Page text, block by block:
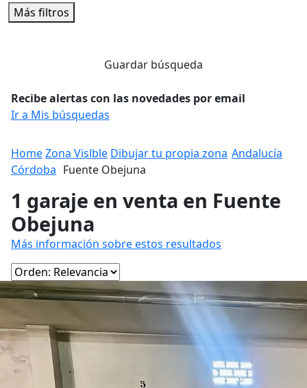
Más filtros
Guardar búsqueda
Recibe alertas con las novedades por email
Ir a Mis búsquedas
HomeZona Vislble Dibujar tu propia zona Andalucía
Córdoba Fuente Obejuna
1 garaje en venta en Fuente
Obejuna
Más información sobre estos resultados